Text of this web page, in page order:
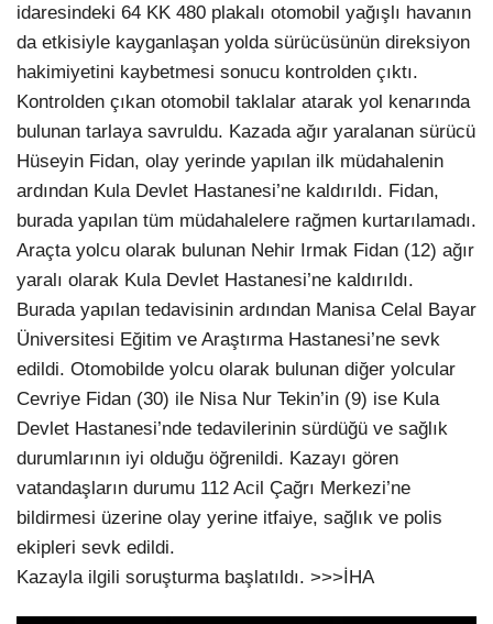
idaresindeki 64 KK 480 plakalı otomobil yağışlı havanın
da etkisiyle kayganlaşan yolda sürücüsünün direksiyon
hakimiyetini kaybetmesi sonucu kontrolden çıktı.
Kontrolden çıkan otomobil taklalar atarak yol kenarında
bulunan tarlaya savruldu. Kazada ağır yaralanan sürücü
Hüseyin Fidan, olay yerinde yapılan ilk müdahalenin
ardından Kula Devlet Hastanesi’ne kaldırıldı. Fidan,
burada yapılan tüm müdahalelere rağmen kurtarılamadı.
Araçta yolcu olarak bulunan Nehir Irmak Fidan (12) ağır
yaralı olarak Kula Devlet Hastanesi’ne kaldırıldı.
Burada yapılan tedavisinin ardından Manisa Celal Bayar
Üniversitesi Eğitim ve Araştırma Hastanesi’ne sevk
edildi. Otomobilde yolcu olarak bulunan diğer yolcular
Cevriye Fidan (30) ile Nisa Nur Tekin’in (9) ise Kula
Devlet Hastanesi’nde tedavilerinin sürdüğü ve sağlık
durumlarının iyi olduğu öğrenildi. Kazayı gören
vatandaşların durumu 112 Acil Çağrı Merkezi’ne
bildirmesi üzerine olay yerine itfaiye, sağlık ve polis
ekipleri sevk edildi.
Kazayla ilgili soruşturma başlatıldı. >>>İHA